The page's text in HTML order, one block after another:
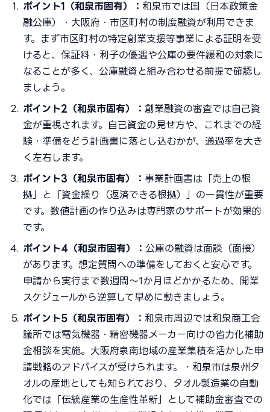
ポイント1（和泉市固有）： 和泉市では国（日本政策金
融公庫）・大阪府・市区町村の制度融資が利用できま
す。まず市区町村の特定創業支援等事業による証明を受
けると、保証料・利子の優遇や公庫の要件緩和の対象に
なることが多く、公庫融資と組み合わせる前提で確認し
ましょう。
ポイント2（和泉市固有）： 創業融資の審査では自己資
金が重視されます。自己資金の見せ方や、これまでの経
験・準備をどう計画書に落とし込むかが、通過率を大き
く左右します。
ポイント3（和泉市固有）： 事業計画書は「売上の根
拠」と「資金繰り（返済できる根拠）」の一貫性が重要
です。数値計画の作り込みは専門家のサポートが効果的
です。
ポイント4（和泉市固有）： 公庫の融資は面談（面接）
があります。想定質問への準備をしておくと安心です。
申請から実行まで数週間〜1か月ほどかかるため、開業
スケジュールから逆算して早めに動きましょう。
ポイント5（和泉市固有）： 和泉市周辺では和泉商工会
議所では電気機器・精密機器メーカー向けの省力化補助
金相談を実施。大阪府泉南地域の産業集積を活かした申
請戦略のアドバイスが受けられます。・和泉市は泉州タ
オルの産地としても知られており、タオル製造業の自動
化では「伝統産業の生産性革新」として補助金審査での